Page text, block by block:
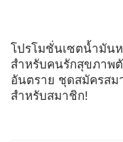
โปรโมชั่นเซตน้ำมัน
สำหรับคนรักสุขภาพตั
อันตราย ชุดสมัครสม
สำหรับสมาชิก!